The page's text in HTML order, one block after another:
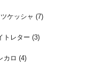
ケッシャ (7)
トレター (3)
カロ (4)